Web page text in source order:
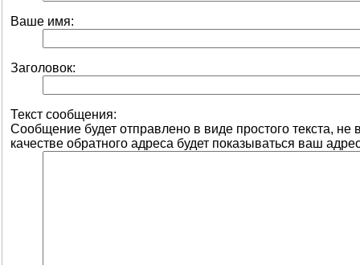
Ваше имя:
Заголовок:
Текст сообщения:
Сообщение будет отправлено в виде простого текста,
качестве обратного адреса будет показываться ваш